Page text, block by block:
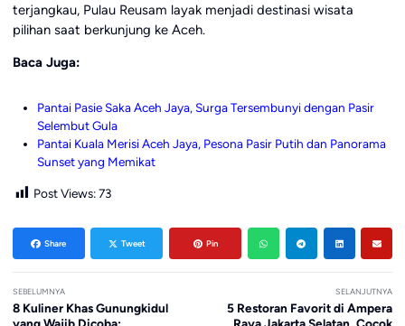
terjangkau, Pulau Reusam layak menjadi destinasi wisata
pilihan saat berkunjung ke Aceh.
Baca Juga:
Pantai Pasie Saka Aceh Jaya, Surga Tersembunyi dengan Pasir
Selembut Gula
Pantai Kuala Merisi Aceh Jaya, Pesona Pasir Putih dan Panorama
Sunset yang Memikat
Post Views: 73
Share Tweet Pin
SEBELUMNYA
8 Kuliner Khas Gunungkidul
SELANJUTNYA
5 Restoran Favorit di Ampera